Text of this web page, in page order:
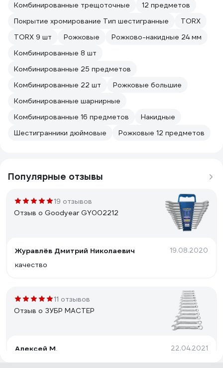
Комбинированные трещоточные
12 предметов
Покрытие хромирование Тип шестигранные
TORX
TORX 9 шт
Рожковые
Рожково-накидные 24 мм
Комбинированные 8 шт
Комбинированные 25 предметов
Комбинированные 22 шт
Рожковые большие
Комбинированные шарнирные
Комбинированные 16 предметов
Накидные
Шестигранники дюймовые
Рожковые 12 предметов
Популярные отзывы
19 отзывов
Отзыв о Goodyear GY002212
Журавлёв Дмитрий Николаевич 19.08.2020
качество
11 отзывов
Отзыв о ЗУБР МАСТЕР
Алексей М. 22.04.2021
удобный